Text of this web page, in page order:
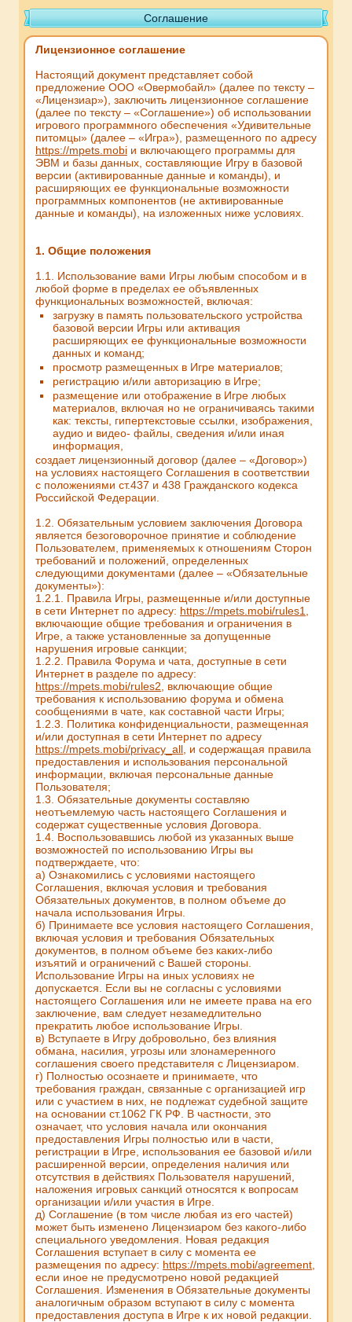
Соглашение
Лицензионное соглашение
Настоящий документ представляет собой
предложение ООО «Овермобайл» (далее по тексту –
«Лицензиар»), заключить лицензионное соглашение
(далее по тексту – «Соглашение») об использовании
игрового программного обеспечения «Удивительные
питомцы» (далее – «Игра»), размещенного по адресу
https://mpets.mobi и включающего программы для
ЭВМ и базы данных, составляющие Игру в базовой
версии (активированные данные и команды), и
расширяющих ее функциональные возможности
программных компонентов (не активированные
данные и команды), на изложенных ниже условиях.
1. Общие положения
1.1. Использование вами Игры любым способом и в
любой форме в пределах ее объявленных
функциональных возможностей, включая:
загрузку в память пользовательского устройства
базовой версии Игры или активация
расширяющих ее функциональные возможности
данных и команд;
просмотр размещенных в Игре материалов;
регистрацию и/или авторизацию в Игре;
размещение или отображение в Игре любых
материалов, включая но не ограничиваясь такими
как: тексты, гипертекстовые ссылки, изображения,
аудио и видео- файлы, сведения и/или иная
информация,
создает лицензионный договор (далее – «Договор»)
на условиях настоящего Соглашения в соответствии
с положениями ст.437 и 438 Гражданского кодекса
Российской Федерации.
1.2. Обязательным условием заключения Договора
является безоговорочное принятие и соблюдение
Пользователем, применяемых к отношениям Сторон
требований и положений, определенных
следующими документами (далее – «Обязательные
документы»):
1.2.1. Правила Игры, размещенные и/или доступные
в сети Интернет по адресу: https://mpets.mobi/rules1
включающие общие требования и ограничения в
Игре, а также установленные за допущенные
нарушения игровые санкции;
1.2.2. Правила Форума и чата, доступные в сети
Интернет в разделе по адресу:
https://mpets.mobi/rules2 , включающие общие
требования к использованию форума и обмена
сообщениями в чате, как составной части Игры;
1.2.3. Политика конфиденциальности, размещенная
и/или доступная в сети Интернет по адресу
https://mpets.mobi/privacy_all , и содержащая правила
предоставления и использования персональной
информации, включая персональные данные
Пользователя;
1.3. Обязательные документы составляю
неотъемлемую часть настоящего Соглашения и
содержат существенные условия Договора.
1.4. Воспользовавшись любой из указанных выше
возможностей по использованию Игры вы
подтверждаете, что:
а) Ознакомились с условиями настоящего
Соглашения, включая условия и требования
Обязательных документов, в полном объеме до
начала использования Игры.
б) Принимаете все условия настоящего Соглашения,
включая условия и требования Обязательных
документов, в полном объеме без каких-либо
изъятий и ограничений с Вашей стороны.
Использование Игры на иных условиях не
допускается. Если вы не согласны с условиями
настоящего Соглашения или не имеете права на его
заключение, вам следует незамедлительно
прекратить любое использование Игры.
в) Вступаете в Игру добровольно, без влияния
обмана, насилия, угрозы или злонамеренного
соглашения своего представителя с Лицензиаром.
г) Полностью осознаете и принимаете, что
требования граждан, связанные с организацией игр
или с участием в них, не подлежат судебной защите
на основании ст.1062 ГК РФ. В частности, это
означает, что условия начала или окончания
предоставления Игры полностью или в части,
регистрации в Игре, использования ее базовой и/или
расширенной версии, определения наличия или
отсутствия в действиях Пользователя нарушений,
наложения игровых санкций относятся к вопросам
организации и/или участия в Игре.
д) Соглашение (в том числе любая из его частей)
может быть изменено Лицензиаром без какого-либо
специального уведомления. Новая редакция
Соглашения вступает в силу с момента ее
размещения по адресу: https://mpets.mobi/agreement
если иное не предусмотрено новой редакцией
Соглашения. Изменения в Обязательные документы
аналогичным образом вступают в силу с момента
предоставления доступа в Игре к их новой редакции.